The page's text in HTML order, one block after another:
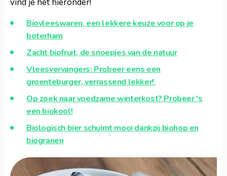
vind je het hieronder!
Biovleeswaren, een lekkere keuze voor op je
boterham
Zacht biofruit, de snoepjes van de natuur
Vleesvervangers: Probeer eens een
groenteburger, verrassend lekker!
Op zoek naar voedzame winterkost? Probeer 's
een biokool!
Biologisch bier schuimt mooi dankzij biohop en
biogranen